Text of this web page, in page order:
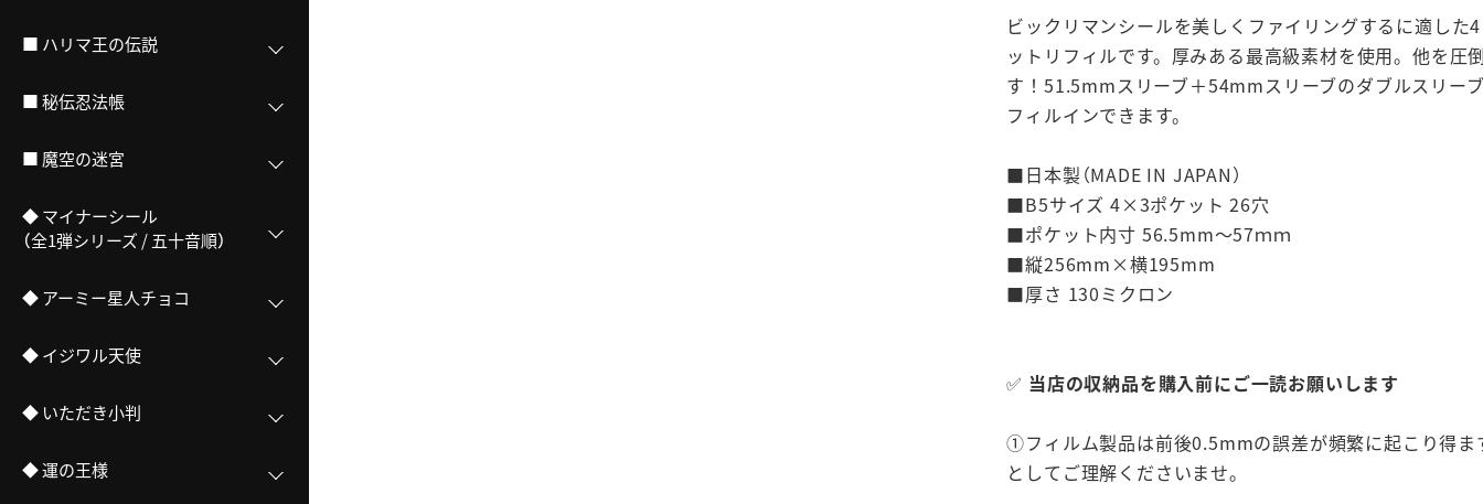
ビックリマンシールを美しくファイリングするに適し
ットリフィルです。厚みある最高級素材を使用。他を圧
す！51.5mmスリーブ＋54mmスリーブのダブルスリー
フィルインできます。
■日本製（MADE IN JAPAN）
■B5サイズ 4×3ポケット 26穴
■ポケット内寸 56.5mm～57ｍｍ
■縦256mm×横195mm
■厚さ 130ミクロン
✅ 当店の収納品を購入前にご一読お願いします
①フィルム製品は前後0.5mmの誤差が頻繁に起こり得ま
としてご理解くださいませ。
■ ハリマ王の伝説
■ 秘伝忍法帳
■ 魔空の迷宮
◆ マイナーシール
（全1弾シリーズ / 五十音順）
◆ アーミー星人チョコ
◆ イジワル天使
◆ いただき小判
◆ 運の王様